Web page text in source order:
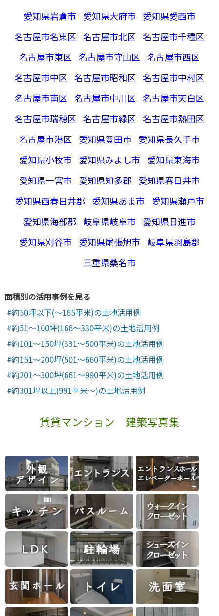
愛知県岩倉市
愛知県大府市
愛知県愛西市
名古屋市名東区 名古屋市北区 名古屋市千種区
名古屋市東区 名古屋市守山区 名古屋市西区
名古屋市中区 名古屋市昭和区 名古屋市中村区
名古屋市南区 名古屋市中川区 名古屋市天白区
名古屋市瑞穂区 名古屋市緑区 名古屋市熱田区
名古屋市港区 愛知県豊田市
愛知県長久手市
愛知県小牧市
愛知県みよし市
愛知県東海市
愛知県一宮市
愛知県知多郡
愛知県春日井市
愛知県西春日井郡
愛知県あま市
愛知県瀬戸市
愛知県海部郡
岐阜県岐阜市
愛知県日進市
愛知県刈谷市
愛知県尾張旭市
岐阜県羽島郡
三重県桑名市
面積別の活用事例を見る
約50坪以下(～165平米)の土地活用例
約51～100坪(166～330平米)の土地活用例
約101～150坪(331～500平米)の土地活用例
約151～200坪(501～660平米)の土地活用例
約201～300坪(661～990平米)の土地活用例
約301坪以上(991平米～)の土地活用例
賃貸マンション 建築写真集